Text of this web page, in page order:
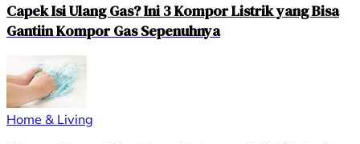
Capek Isi Ulang Gas? Ini 3 Kompor Listrik yang Bisa
Gantiin Kompor Gas Sepenuhnya
Home & Living